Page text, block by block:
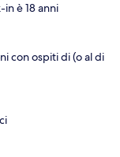
è 18 anni
con ospiti di (o al di